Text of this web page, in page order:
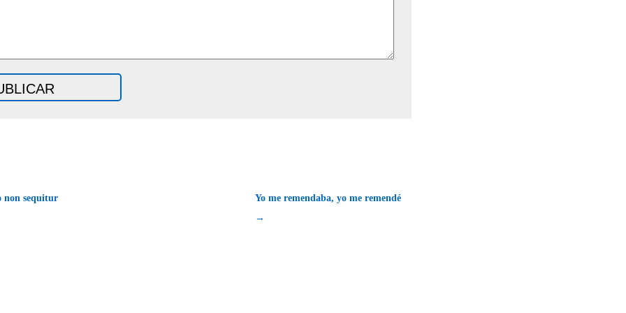
non sequitur
Yo me remendaba, yo me remendé
→